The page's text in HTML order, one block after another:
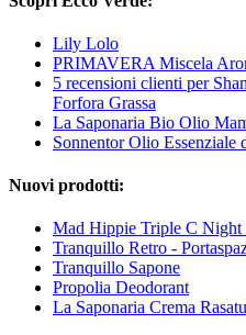
Lily Lolo
PRIMAVERA Miscela
5 recensioni clienti per
Forfora Grassa
La Saponaria Bio Olio
Sonnentor Olio Essenziale
Nuovi prodotti:
Mad Hippie Triple C Night
Tranquillo Retro -
Tranquillo Sapone
Propolia Deodorant
La Saponaria Crema